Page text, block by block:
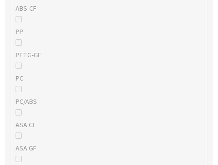
ABS-CF
PP
PETG-GF
PC
PC/ABS
ASA CF
ASA GF